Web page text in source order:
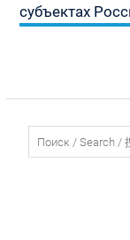
субъектах